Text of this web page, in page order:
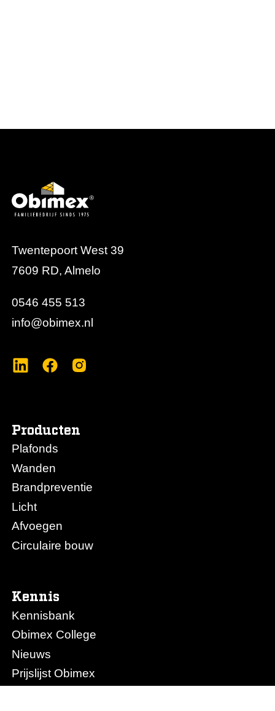
Twentepoort West 39
7609 RD, Almelo
0546 455 513
info@obimex.nl
Producten
Plafonds
Wanden
Brandpreventie
Licht
Afvoegen
Circulaire bouw
Kennis
Kennisbank
Obimex College
Nieuws
Prijslijst Obimex